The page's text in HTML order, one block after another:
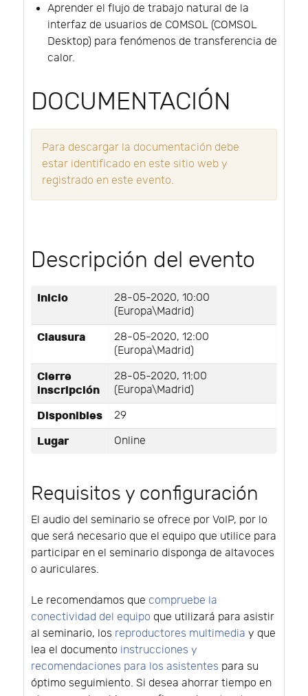
Aprender el flujo de trabajo natural de la
interfaz de usuarios de COMSOL (COMSOL
Desktop) para fenómenos de transferencia de
calor.
DOCUMENTACIÓN
Para descargar la documentación debe
estar identificado en este sitio web y
registrado en este evento.
Descripción del evento
Inicio
28-05-2020, 10:00
(Europa\Madrid)
Clausura
28-05-2020, 12:00
(Europa\Madrid)
Cierre
inscripción
28-05-2020, 11:00
(Europa\Madrid)
Disponibles 29
Lugar Online
Requisitos y configuración
El audio del seminario se ofrece por VoIP, por lo
que será necesario que el equipo que utilice para
participar en el seminario disponga de altavoces
o auriculares.
Le recomendamos que compruebe la
conectividad del equipo que utilizará para asistir
al seminario, los reproductores multimedia y que
lea el documento instrucciones y
recomendaciones para los asistentes para su
óptimo seguimiento. Si desea ahorrar tiempo en